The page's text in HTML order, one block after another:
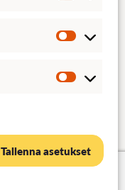
Tallenna asetukset